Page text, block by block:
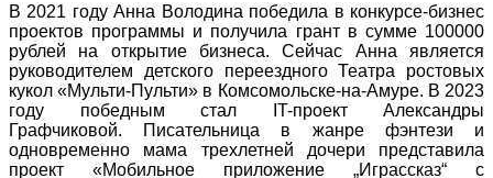
В 2021 году Анна Володина победила в конкурсе-бизнес
проектов программы и получила грант в сумме 100000
рублей на открытие бизнеса. Сейчас Анна является
руководителем детского переездного Театра ростовых
кукол «Мульти-Пульти» в Комсомольске-на-Амуре. В 2023
году победным стал IT-проект Александры
Графчиковой. Писательница в жанре фэнтези и
одновременно мама трехлетней дочери представила
проект «Мобильное приложение „Играссказ“ с